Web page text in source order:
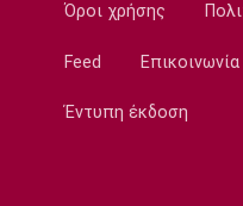
Όροι χρήσης
Feed Επικοινωνία
Έντυπη έκδοση